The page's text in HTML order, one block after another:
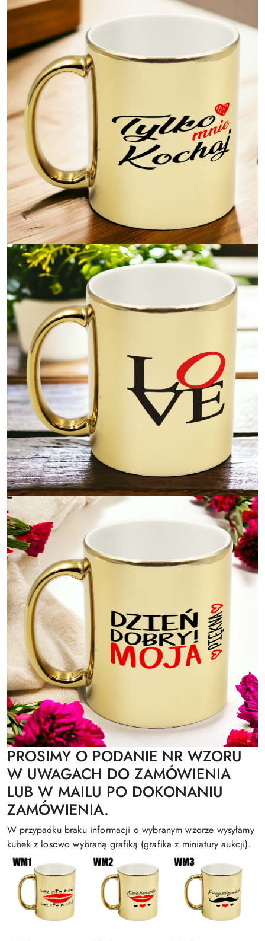
PROSIMY O PODANIE NR WZORU
W UWAGACH DO ZAMÓWIENIA
LUB W MAILU PO DOKONANIU
ZAMÓWIENIA.
W przypadku braku informacji o wybranym wzorze wysyłamy
kubek z losowo wybraną grafiką (grafika z miniatury aukcji).